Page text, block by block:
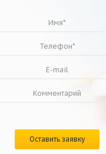
Оставить заявку